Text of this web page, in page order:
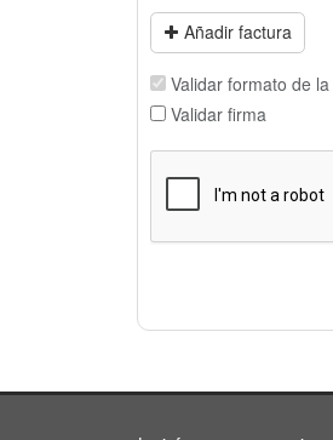
Añadir factura
Validar formato de
Validar firma